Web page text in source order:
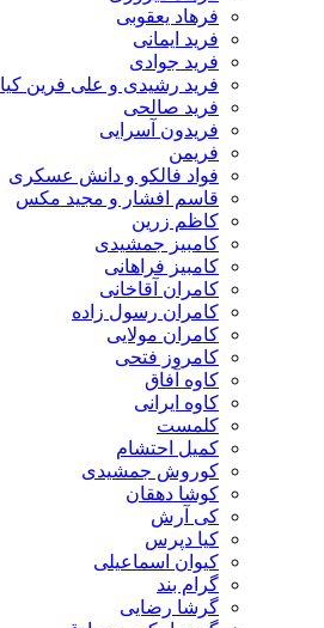
فرهاد یعقوبی
فرید ایمانی
فرید جوادی
فرید رشیدی و علی فرین کیا
فرید صالحی
فریدون آسرایی
فریمن
فواد فالکو و دانش عسکری
قاسم افشار و مجید مکس
کاظم زرین
کامبیز جمشیدی
کامبیز فراهانی
کامران آقاخانی
کامران رسول زاده
کامران مولایی
کامروز فتحی
کاوه آفاق
کاوه ایرانی
کلمست
کمیل احتشام
کوروش جمشیدی
کوشا دهقان
کی آرش
کیا دپرس
کیوان اسماعیلی
گرام بند
گرشا رضایی